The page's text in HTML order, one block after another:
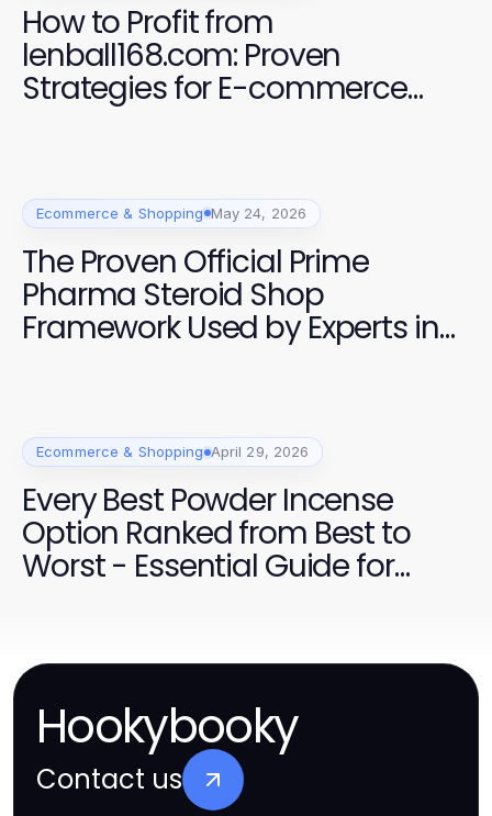
How to Profit from
lenball168.com: Proven
Strategies for E-commerce
Success in 2026
Ecommerce & Shopping May 24, 2026
The Proven Official Prime
Pharma Steroid Shop
Framework Used by Experts in
Ecommerce & Shopping April 29, 2026
Every Best Powder Incense
Option Ranked from Best to
Worst - Essential Guide for
Hookybooky
Contact us